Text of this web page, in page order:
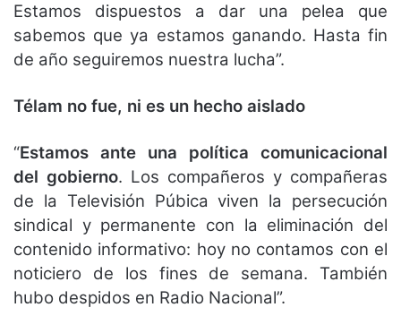
Estamos dispuestos a dar una pelea que
sabemos que ya estamos ganando. Hasta fin
de año seguiremos nuestra lucha”.
Télam no fue, ni es un hecho aislado
“Estamos ante una política comunicacional
del gobierno. Los compañeros y compañeras
de la Televisión Púbica viven la persecución
sindical y permanente con la eliminación del
contenido informativo: hoy no contamos con el
noticiero de los fines de semana. También
hubo despidos en Radio Nacional”.